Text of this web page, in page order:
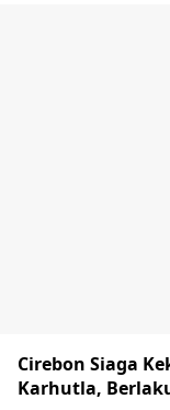
Cirebon Siaga
Karhutla,